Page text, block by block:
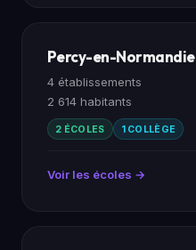
Percy-en-Normandie
4 établissements
2 614 habitants
2 ÉCOLES 1 COLLÈGE
Voir les écoles →